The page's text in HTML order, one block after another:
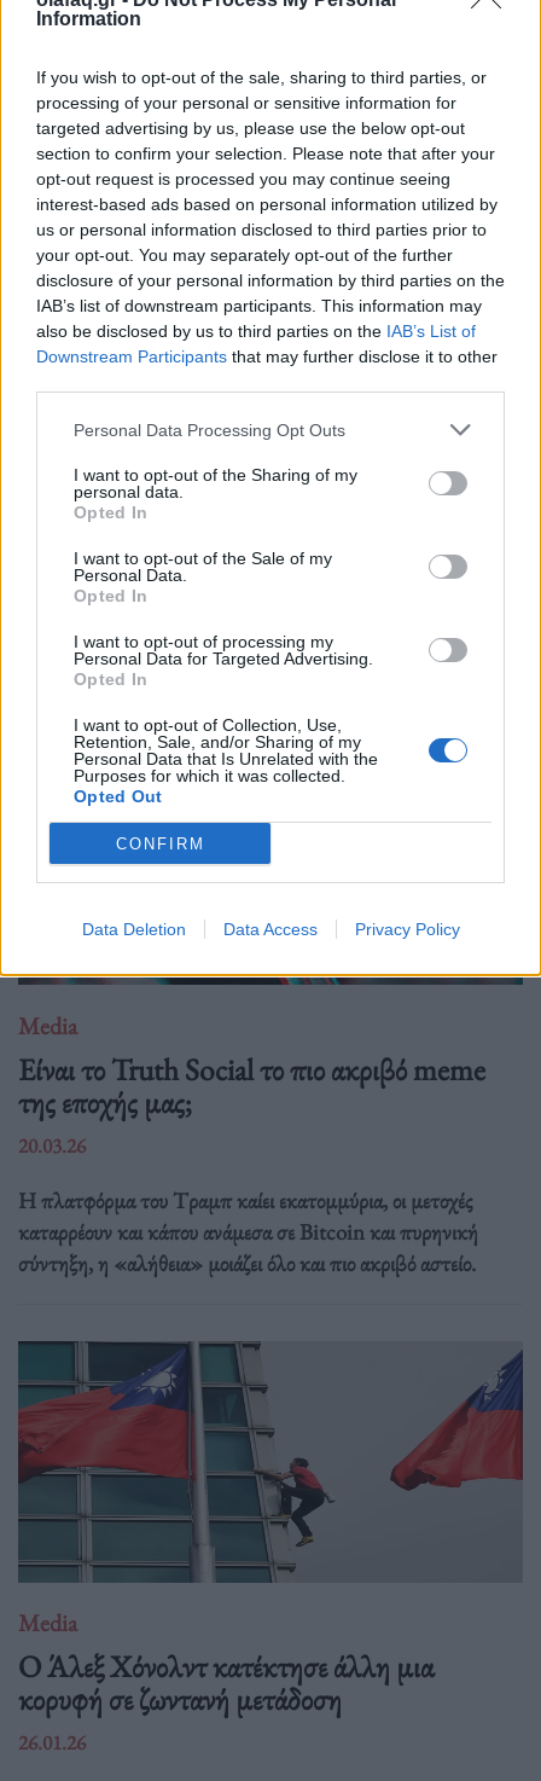
Information
If you wish to opt-out of the sale, sharing to third parties, or
processing of your personal or sensitive information for
targeted advertising by us, please use the below opt-out
section to confirm your selection. Please note that after your
opt-out request is processed you may continue seeing
interest-based ads based on personal information utilized by
us or personal information disclosed to third parties prior to
your opt-out. You may separately opt-out of the further
disclosure of your personal information by third parties on the
IAB’s list of downstream participants. This information may
also be disclosed by us to third parties on the IAB’s List of
Downstream Participants that may further disclose it to other
Personal Data Processing Opt Outs
I want to opt-out of the Sharing of my
personal data.
Opted In
I want to opt-out of the Sale of my
Personal Data.
Opted In
I want to opt-out of processing my
Personal Data for Targeted Advertising.
Opted In
I want to opt-out of Collection, Use,
Retention, Sale, and/or Sharing of my
Personal Data that Is Unrelated with the
Purposes for which it was collected.
Opted Out
CONFIRM
Data Deletion Data Access Privacy Policy
Ακολουθήστε το OLAFAQ
στο Google News
Newsroom
Ετικέτες : Influencers ,Social Media
παιδική εργασία.
Δείτε επίσης
Media
Είναι το Truth Social το πιο ακριβό meme
της εποχής μας;
20.03.26
Η πλατφόρμα του Tραμπ καίει εκατομμύρια, οι μετοχές
καταρρέουν και κάπου ανάμεσα σε Bitcoin και πυρηνική
σύντηξη, η «αλήθεια» μοιάζει όλο και πιο ακριβό αστείο.
Media
O Άλεξ Χόνολντ κατέκτησε άλλη μια
κορυφή σε ζωντανή μετάδοση
26.01.26